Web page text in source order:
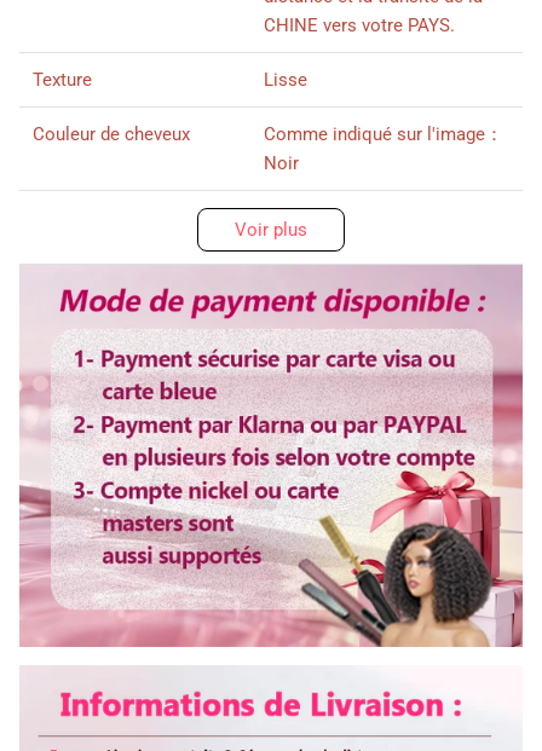
CHINE vers votre PAYS.
Texture Lisse
Couleur de cheveux
Comme indiqué sur l'image：
Noir
2x6 Lace
300% densité
Longueur 10 pouce
Délai d'utilisation Plus de 3 ans
Couleur de dentelle Lace transparent
Bandes élastique Ajustable
Colorable ou décolorable Oui
Lisser ou boucler au fer Oui
Voir plus